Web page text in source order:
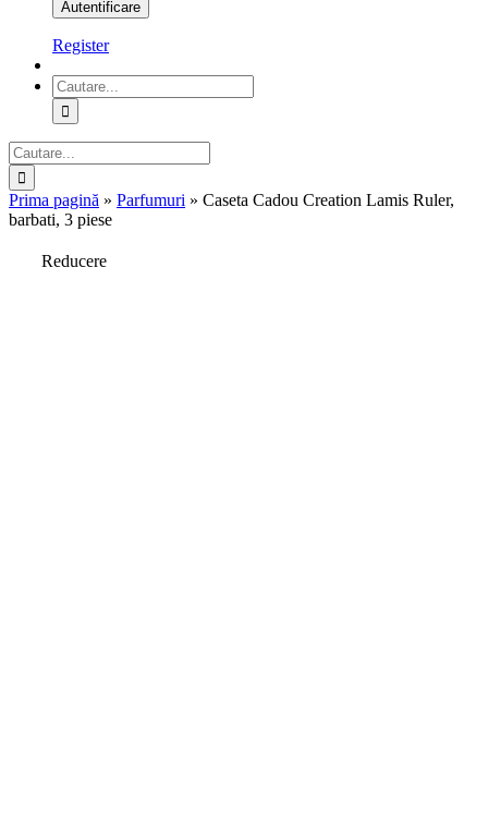
Register
Cautare...
Cautare...
Prima pagină » Parfumuri » Caseta Cadou Creation Lamis Ruler,
barbati, 3 piese
Reducere